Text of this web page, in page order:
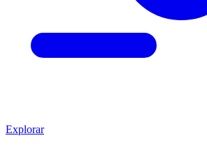
Explorar